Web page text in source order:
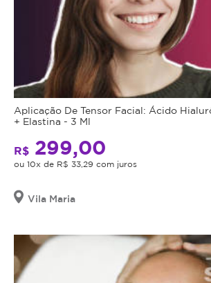
Aplicação De Tensor Facial: Ácido
+ Elastina - 3 Ml
R$ 299,00
ou 10x de R$ 33,29 com juros
Vila Maria